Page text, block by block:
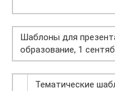
Шаблоны для
образование, 1
Тематические